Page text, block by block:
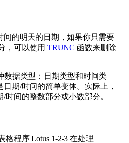
间的明天的日期，如果你只需要
，可以使用 TRUNC 函数来删除
数据类型：日期类型和时间类
期/时间的简单变体。实际上，
时间的整数部分或小数部分。
格程序 Lotus 1-2-3 在处理